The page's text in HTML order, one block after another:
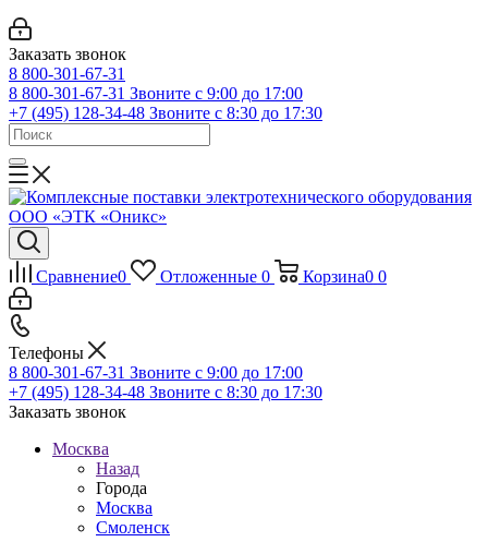
Заказать звонок
8 800-301-67-31
8 800-301-67-31 Звоните с 9:00 до 17:00
+7 (495) 128-34-48 Звоните с 8:30 до 17:30
Сравнение0 Отложенные 0 Корзина0 0
Телефоны
8 800-301-67-31 Звоните с 9:00 до 17:00
+7 (495) 128-34-48 Звоните с 8:30 до 17:30
Заказать звонок
Москва
Назад
Города
Москва
Смоленск